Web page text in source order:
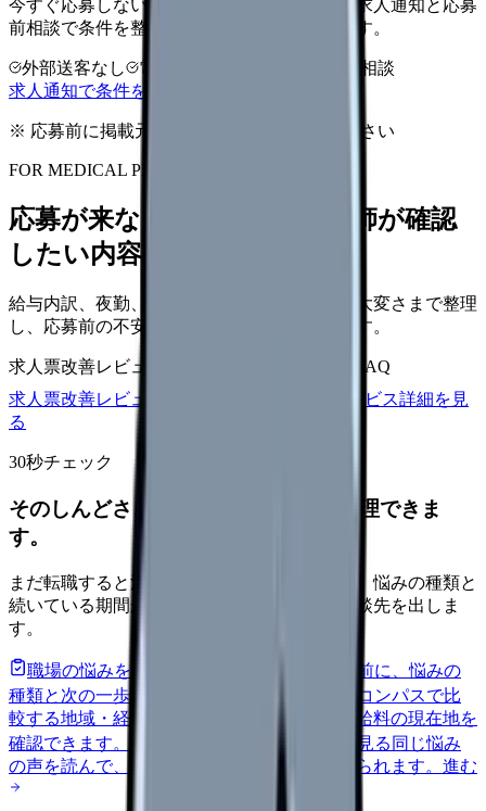
今すぐ応募しない段階では、電話相談よりも求人通知と応募
前相談で条件を整理すると負担を抑えられます。
外部送客なし 電話なしで条件保存
応募前相談
求人通知で条件を保存する
※ 応募前に掲載元の最新情報を確認してください
FOR MEDICAL PROVIDERS
応募が来ない求人票を、看護師が確認
したい内容に直せます
給与内訳、夜勤、休日、教育、職場の正直な大変さまで整理
し、応募前の不安を減らす求人票へ改善します。
求人票改善レビュー
応募前FAQ
求人票改善レビューの見積もりを依頼
サービス詳細を見
る
30秒チェック
そのしんどさ、転職すべきサインか整理できま
す。
まだ転職すると決めていなくても大丈夫です。悩みの種類と
続いている期間から、次に見るべき記事と相談先を出しま
す。
職場の悩みを30秒で診断
辞めるべきか迷う前に、悩みの
種類と次の一歩を整理します。
給料コンパスで比
較する地域・経験年数・施設形態から、今の給料の現在地を
確認できます。
匿名掲示板で本音を見る 同じ悩み
の声を読んで、今の職場だけの問題か確かめられます。 進む